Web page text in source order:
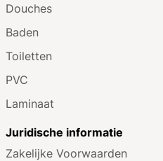
Douches
Baden
Toiletten
PVC
Laminaat
Juridische informatie
Zakelijke Voorwaarden